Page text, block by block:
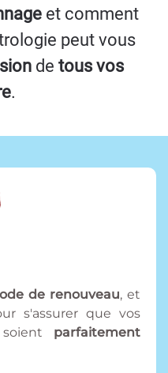
et comment
peut vous
de tous vos
.
de renouveau, et
s'assurer que vos
parfaitement